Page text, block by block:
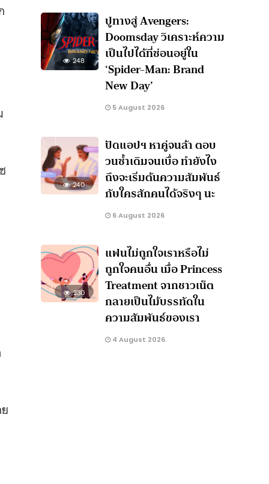
248
ปูทางสู่ Avengers:
Doomsday วิเคราะห์ความ
เป็นไปได้ที่ซ่อนอยู่ใน
‘Spider-Man: Brand
New Day’
5 August 2026
240
ปัดแอปฯ หาคู่จนล้า ตอบ
วนซ้ำเดิมจนเบื่อ ทำยังไง
ถึงจะเริ่มต้นความสัมพันธ์
กับใครสักคนได้จริงๆ นะ
6 August 2026
230
แฟนไม่ถูกใจเราหรือไม่
ถูกใจคนอื่น เมื่อ Princess
Treatment จากชาวเน็ต
กลายเป็นไม้บรรทัดใน
ความสัมพันธ์ของเรา
4 August 2026